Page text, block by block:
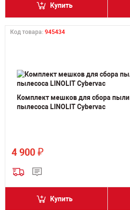
Купить
Код товара: 945434
Комплект мешков для сбора пыли
пылесоса LINOLIT Cybervac
4 900 ₽
Купить